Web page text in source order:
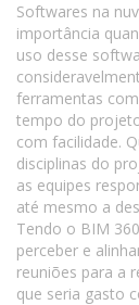
Softwares na
importância
uso desse
ferramentas
tempo do
com facilidade.
disciplinas do
as equipes
até mesmo a
Tendo o BIM
perceber e
reuniões para a
que seria gasto